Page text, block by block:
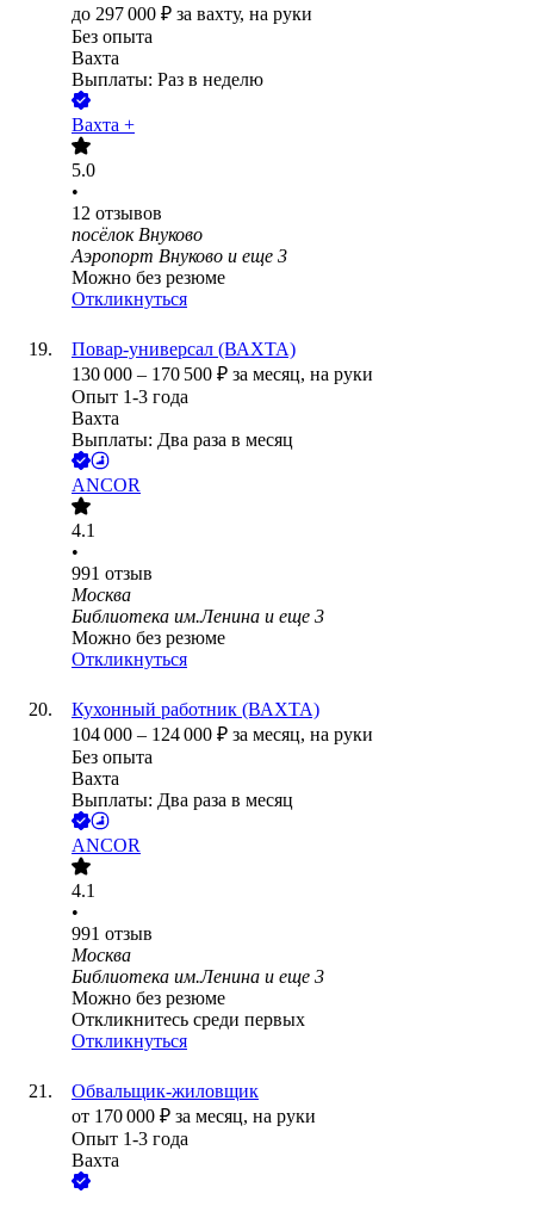
до 297 000 ₽ за вахту, на руки
Без опыта
Вахта
Выплаты: Раз в неделю
Вахта +
5.0
•
12 отзывов
посёлок Внуково
Аэропорт Внуково и еще 3
Можно без резюме
Откликнуться
Повар-универсал (ВАХТА)
130 000 – 170 500 ₽ за месяц, на руки
Опыт 1-3 года
Вахта
Выплаты: Два раза в месяц
ANCOR
4.1
•
991 отзыв
Москва
Библиотека им.Ленина и еще 3
Можно без резюме
Откликнуться
Кухонный работник (ВАХТА)
104 000 – 124 000 ₽ за месяц, на руки
Без опыта
Вахта
Выплаты: Два раза в месяц
ANCOR
4.1
•
991 отзыв
Москва
Библиотека им.Ленина и еще 3
Можно без резюме
Откликнитесь среди первых
Откликнуться
Обвальщик-жиловщик
от 170 000 ₽ за месяц, на руки
Опыт 1-3 года
Вахта